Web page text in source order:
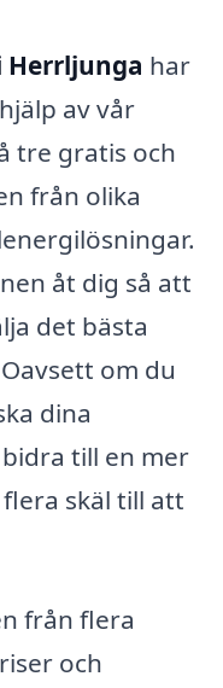
Herrljunga har
av vår
tre gratis och
från olika
åt dig så att
det bästa
om du
dina
till en mer
skäl till att
från flera
och